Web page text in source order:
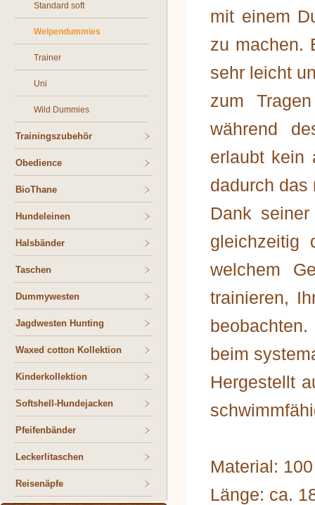
Standard soft
Welpendummies
Trainer
Uni
Wild Dummies
Trainingszubehör
Obedience
BioThane
Hundeleinen
Halsbänder
Taschen
Dummywesten
Jagdwesten Hunting
Waxed cotton Kollektion
Kinderkollektion
Softshell-Hundejacken
Pfeifenbänder
Leckerlitaschen
Reisenäpfe
mit einem
zu machen.
sehr leicht
zum
während
erlaubt kein
dadurch das
Dank
gleichzeitig
welchem
trainieren,
beim
Hergestellt
Material:
Länge: ca.